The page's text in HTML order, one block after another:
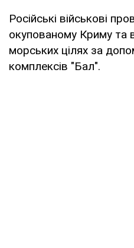
Російські військові
окупованому Криму та
морських цілях за
комплексів "Бал".